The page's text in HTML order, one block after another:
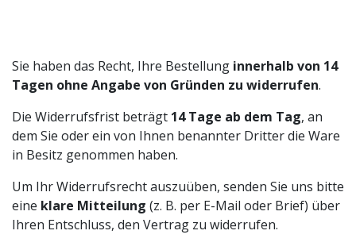
Sie haben das Recht, Ihre Bestellung innerhalb von 14
Tagen ohne Angabe von Gründen zu widerrufen.
Die Widerrufsfrist beträgt 14 Tage ab dem Tag, an
dem Sie oder ein von Ihnen benannter Dritter die Ware
in Besitz genommen haben.
Um Ihr Widerrufsrecht auszuüben, senden Sie uns bitte
eine klare Mitteilung (z. B. per E-Mail oder Brief) über
Ihren Entschluss, den Vertrag zu widerrufen.